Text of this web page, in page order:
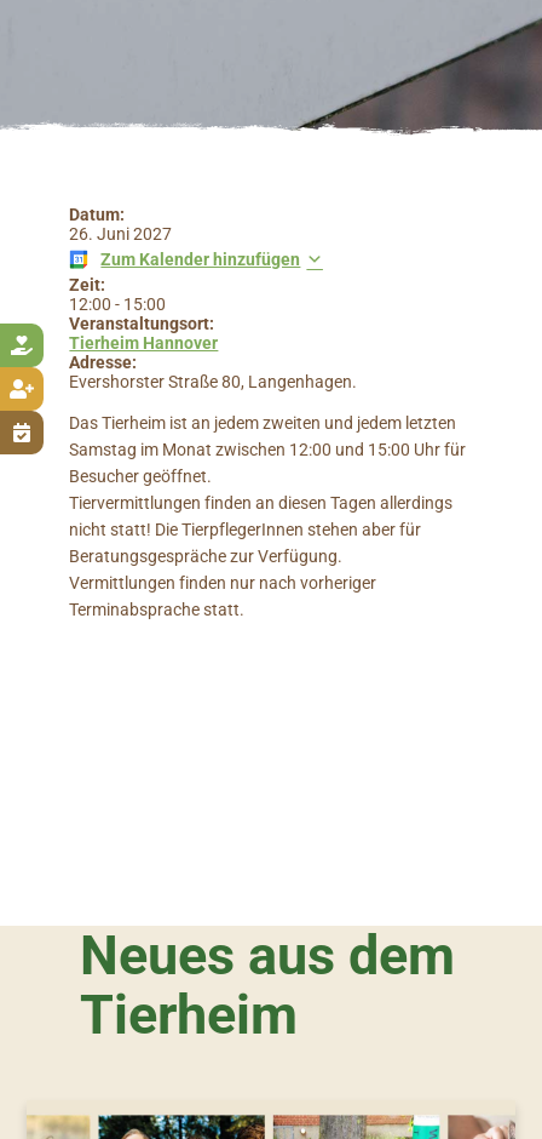



Datum:
26. Juni 2027
Zum Kalender hinzufügen
Zeit:
12:00 - 15:00
Veranstaltungsort:
Tierheim Hannover
Adresse:
Evershorster Straße 80, Langenhagen.
Das Tierheim ist an jedem zweiten und jedem letzten
Samstag im Monat zwischen 12:00 und 15:00 Uhr für
Besucher geöffnet.
Tiervermittlungen finden an diesen Tagen allerdings
nicht statt! Die TierpflegerInnen stehen aber für
Beratungsgespräche zur Verfügung.
Vermittlungen finden nur nach vorheriger
Terminabsprache statt.
Neues aus dem
Tierheim